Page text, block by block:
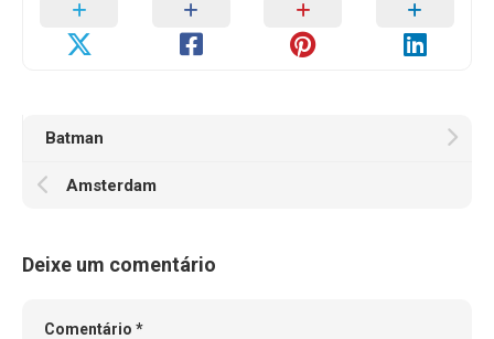
Batman
Amsterdam
Deixe um comentário
Comentário *